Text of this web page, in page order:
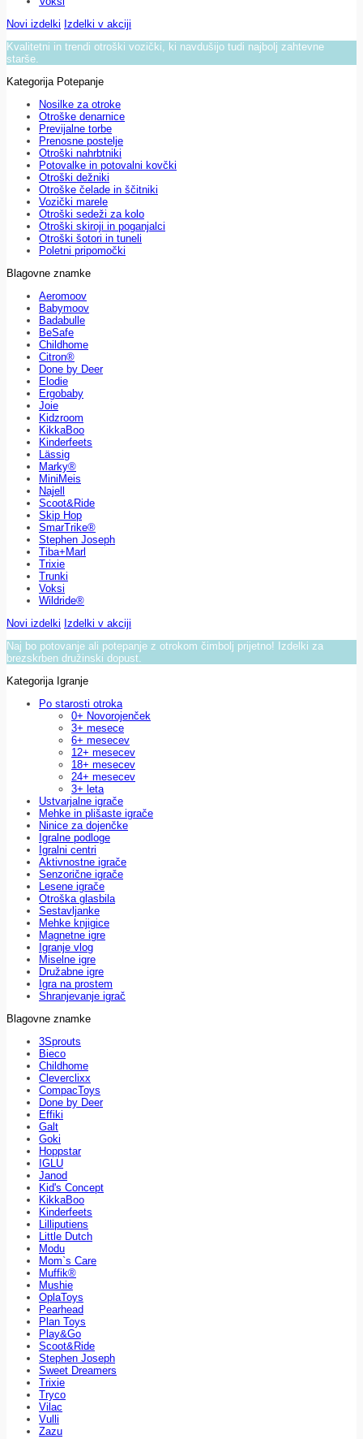
Novi izdelki Izdelki v akciji
Kvalitetni in trendi otroški vozički, ki navdušijo tudi najbolj zahtevne
starše.
Kategorija Potepanje
Nosilke za otroke
Otroške denarnice
Previjalne torbe
Prenosne postelje
Otroški nahrbtniki
Potovalke in potovalni kovčki
Otroški dežniki
Otroške čelade in ščitniki
Vozički marele
Otroški sedeži za kolo
Otroški skiroji in poganjalci
Otroški šotori in tuneli
Poletni pripomočki
Blagovne znamke
Aeromoov
Babymoov
Badabulle
BeSafe
Childhome
Citron®
Done by Deer
Elodie
Ergobaby
Joie
Kidzroom
KikkaBoo
Kinderfeets
Lässig
Marky®
MiniMeis
Najell
Scoot&Ride
Skip Hop
SmarTrike®
Stephen Joseph
Tiba+Marl
Trixie
Trunki
Voksi
Wildride®
Novi izdelki Izdelki v akciji
Naj bo potovanje ali potepanje z otrokom čimbolj prijetno! Izdelki za
brezskrben družinski dopust.
Kategorija Igranje
Po starosti otroka
0+ Novorojenček
3+ mesece
6+ mesecev
12+ mesecev
18+ mesecev
24+ mesecev
3+ leta
Ustvarjalne igrače
Mehke in plišaste igrače
Ninice za dojenčke
Igralne podloge
Igralni centri
Aktivnostne igrače
Senzorične igrače
Lesene igrače
Otroška glasbila
Sestavljanke
Mehke knjigice
Magnetne igre
Igranje vlog
Miselne igre
Družabne igre
Igra na prostem
Shranjevanje igrač
Blagovne znamke
3Sprouts
Bieco
Childhome
Cleverclixx
CompacToys
Done by Deer
Effiki
Galt
Goki
Hoppstar
IGLU
Janod
Kid's Concept
KikkaBoo
Kinderfeets
Lilliputiens
Little Dutch
Modu
Mom`s Care
Muffik®
Mushie
OplaToys
Pearhead
Plan Toys
Play&Go
Scoot&Ride
Stephen Joseph
Sweet Dreamers
Trixie
Tryco
Vilac
Vulli
Zazu